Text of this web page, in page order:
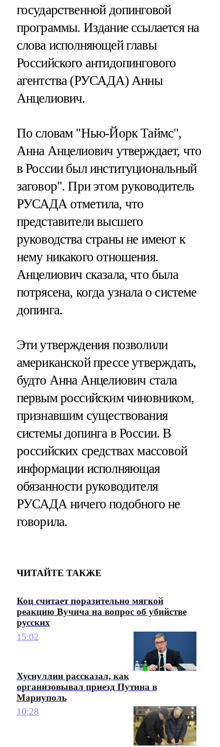
государственной допинговой
программы. Издание ссылается на
слова исполняющей главы
Российского антидопингового
агентства (РУСАДА) Анны
Анцелиович.
По словам "Нью-Йорк Таймс",
Анна Анцелиович утверждает, что
в России был институциональный
заговор". При этом руководитель
РУСАДА отметила, что
представители высшего
руководства страны не имеют к
нему никакого отношения.
Анцелиович сказала, что была
потрясена, когда узнала о системе
допинга.
Эти утверждения позволили
американской прессе утверждать,
будто Анна Анцелиович стала
первым российским чиновником,
признавшим существования
системы допинга в России. В
российских средствах массовой
информации исполняющая
обязанности руководителя
РУСАДА ничего подобного не
говорила.
ЧИТАЙТЕ ТАКЖЕ
Коц считает поразительно мягкой
реакцию Вучича на вопрос об убийстве
русских
15:02
Хуснуллин рассказал, как
организовывал приезд Путина в
Мариуполь
10:28